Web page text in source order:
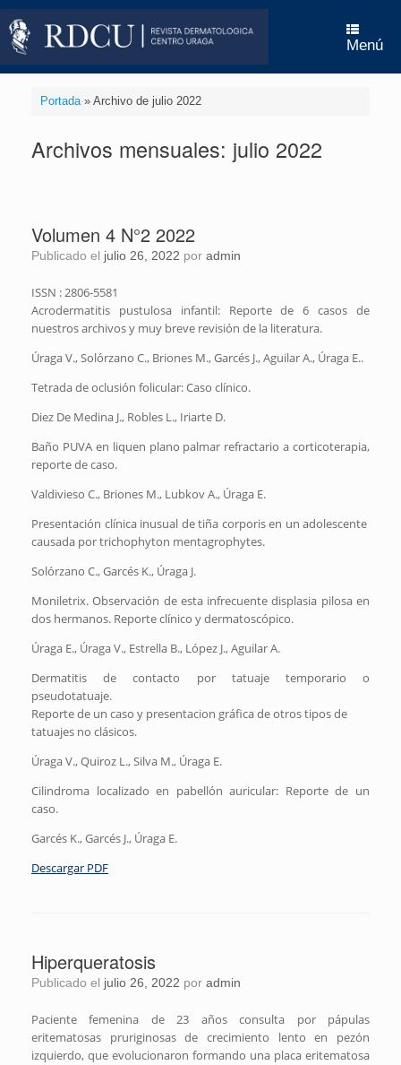
Saltar
contenido
Menú
Portada» Archivo de julio 2022
Archivos mensuales: julio 2022
Volumen 4 N°2 2022
Publicado el julio 26, 2022 por admin
ISSN : 2806-5581
Acrodermatitis pustulosa infantil: Reporte de 6 casos de
nuestros archivos y muy breve revisión de la literatura.
Úraga V., Solórzano C., Briones M., Garcés J., Aguilar A., Úraga E..
Tetrada de oclusión folicular: Caso clínico.
Diez De Medina J., Robles L., Iriarte D.
Baño PUVA en liquen plano palmar refractario a corticoterapia,
reporte de caso.
Valdivieso C., Briones M., Lubkov A., Úraga E.
Presentación clínica inusual de tiña corporis en un adolescente
causada por trichophyton mentagrophytes.
Solórzano C., Garcés K., Úraga J.
Moniletrix. Observación de esta infrecuente displasia pilosa en
dos hermanos. Reporte clínico y dermatoscópico.
Úraga E., Úraga V., Estrella B., López J., Aguilar A.
Dermatitis de contacto por tatuaje temporario o
pseudotatuaje.
Reporte de un caso y presentacion gráfica de otros tipos de
tatuajes no clásicos.
Úraga V., Quiroz L., Silva M., Úraga E.
Cilindroma localizado en pabellón auricular: Reporte de un
caso.
Garcés K., Garcés J., Úraga E.
Descargar PDF
Hiperqueratosis
Publicado el julio 26, 2022 por admin
Paciente femenina de 23 años consulta por pápulas
eritematosas pruriginosas de crecimiento lento en pezón
izquierdo, que evolucionaron formando una placa eritematosa